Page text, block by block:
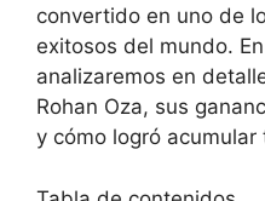
convertido en uno de
exitosos del mundo.
analizaremos en
Rohan Oza, sus
y cómo logró acumular